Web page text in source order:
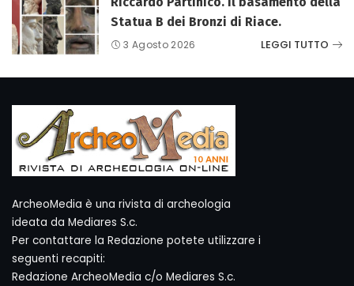
Statua B dei Bronzi di Riace.
3 Agosto 2026 LEGGI TUTTO
ArcheoMedia è una rivista di archeologia
ideata da Mediares S.c.
Per contattare la Redazione potete utilizzare i
seguenti recapiti:
Redazione ArcheoMedia c/o Mediares S.c.